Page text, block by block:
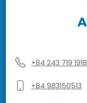
+84 243 719 1918
+84 983150513